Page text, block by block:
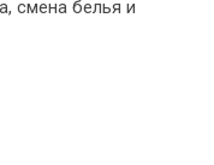
смена белья и